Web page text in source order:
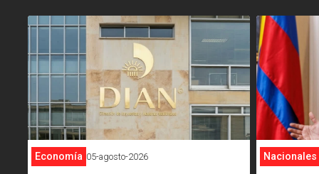
Economía 05-agosto-2026 Nacionales